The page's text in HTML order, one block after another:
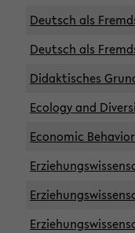
Deutsch als
Deutsch als
Didaktisches
Ecology and
Economic